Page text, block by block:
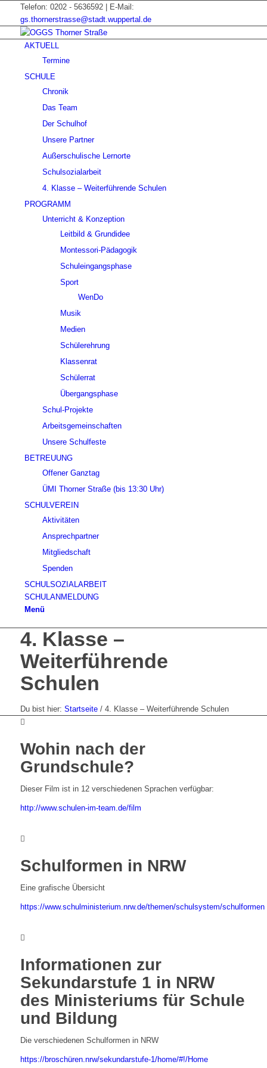
Telefon: 0202 - 5636592 | E-Mail:
gs.thornerstrasse@stadt.wuppertal.de
AKTUELL
Termine
SCHULE
Chronik
Das Team
Der Schulhof
Unsere Partner
Außerschulische Lernorte
Schulsozialarbeit
4. Klasse – Weiterführende Schulen
PROGRAMM
Unterricht & Konzeption
Leitbild & Grundidee
Montessori-Pädagogik
Schuleingangsphase
Sport
WenDo
Musik
Medien
Schülerehrung
Klassenrat
Schülerrat
Übergangsphase
Schul-Projekte
Arbeitsgemeinschaften
Unsere Schulfeste
BETREUUNG
Offener Ganztag
ÜMI Thorner Straße (bis 13:30 Uhr)
SCHULVEREIN
Aktivitäten
Ansprechpartner
Mitgliedschaft
Spenden
SCHULSOZIALARBEIT
SCHULANMELDUNG
Menü
4. Klasse –
Weiterführende
Schulen
Du bist hier: Startseite / 4. Klasse – Weiterführende Schulen
Wohin nach der
Grundschule?
Dieser Film ist in 12 verschiedenen Sprachen verfügbar:
http://www.schulen-im-team.de/film
Schulformen in NRW
Eine grafische Übersicht
https://www.schulministerium.nrw.de/themen/schulsystem/schulformen
Informationen zur
Sekundarstufe 1 in NRW
des Ministeriums für Schule
und Bildung
Die verschiedenen Schulformen in NRW
https://broschüren.nrw/sekundarstufe-1/home/#!/Home